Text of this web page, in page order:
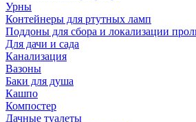
Урны
Контейнеры для ртутных ламп
Поддоны для сбора и локализации
Для дачи и сада
Канализация
Вазоны
Баки для душа
Кашпо
Компостер
Дачные туалеты